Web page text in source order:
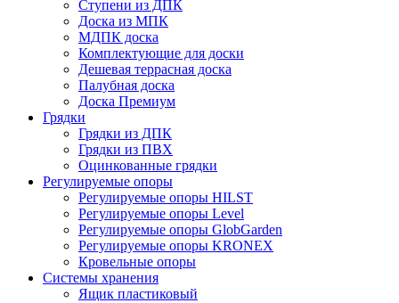
Ступени из ДПК
Доска из МПК
МДПК доска
Комплектующие для доски
Дешевая террасная доска
Палубная доска
Доска Премиум
Грядки
Грядки из ДПК
Грядки из ПВХ
Оцинкованные грядки
Регулируемые опоры
Регулируемые опоры HILST
Регулируемые опоры Level
Регулируемые опоры GlobGarden
Регулируемые опоры KRONEX
Кровельные опоры
Системы хранения
Ящик пластиковый